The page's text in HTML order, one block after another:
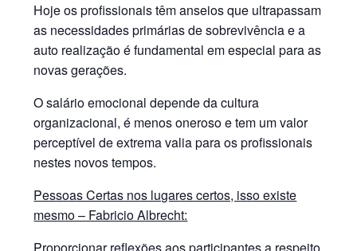
Hoje os profissionais têm anseios que ultrapassam
as necessidades primárias de sobrevivência e a
auto realização é fundamental em especial para as
novas gerações.
O salário emocional depende da cultura
organizacional, é menos oneroso e tem um valor
perceptível de extrema valia para os profissionais
nestes novos tempos.
Pessoas Certas nos lugares certos, isso existe
mesmo – Fabricio Albrecht: